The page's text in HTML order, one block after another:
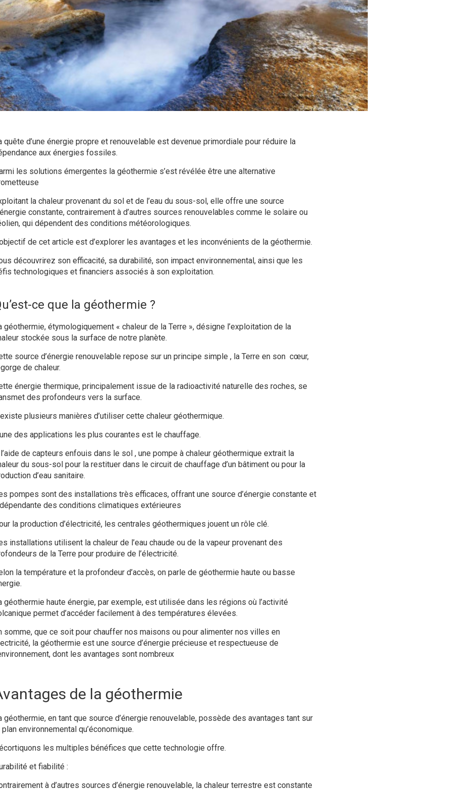
quête d’une énergie propre et renouvelable est devenue primordiale pour réduire la
aux énergies fossiles.
les solutions émergentes la géothermie s’est révélée être une alternative
la chaleur provenant du sol et de l’eau du sous-sol, elle offre une source
constante, contrairement à d’autres sources renouvelables comme le solaire ou
qui dépendent des conditions météorologiques.
de cet article est d’explorer les avantages et les inconvénients de la géothermie.
découvrirez son efficacité, sa durabilité, son impact environnemental, ainsi que les
technologiques et financiers associés à son exploitation.
ce que la géothermie ?
géothermie, étymologiquement « chaleur de la Terre », désigne l’exploitation de la
stockée sous la surface de notre planète.
source d’énergie renouvelable repose sur un principe simple , la Terre en son cœur,
de chaleur.
énergie thermique, principalement issue de la radioactivité naturelle des roches, se
des profondeurs vers la surface.
plusieurs manières d’utiliser cette chaleur géothermique.
des applications les plus courantes est le chauffage.
de capteurs enfouis dans le sol , une pompe à chaleur géothermique extrait la
du sous-sol pour la restituer dans le circuit de chauffage d’un bâtiment ou pour la
d’eau sanitaire.
pompes sont des installations très efficaces, offrant une source d’énergie constante et
des conditions climatiques extérieures
la production d’électricité, les centrales géothermiques jouent un rôle clé.
installations utilisent la chaleur de l’eau chaude ou de la vapeur provenant des
de la Terre pour produire de l’électricité.
la température et la profondeur d’accès, on parle de géothermie haute ou basse
géothermie haute énergie, par exemple, est utilisée dans les régions où l’activité
permet d’accéder facilement à des températures élevées.
somme, que ce soit pour chauffer nos maisons ou pour alimenter nos villes en
la géothermie est une source d’énergie précieuse et respectueuse de
dont les avantages sont nombreux
de la géothermie
géothermie, en tant que source d’énergie renouvelable, possède des avantages tant sur
plan environnemental qu’économique.
les multiples bénéfices que cette technologie offre.
et fiabilité :
à d’autres sources d’énergie renouvelable, la chaleur terrestre est constante